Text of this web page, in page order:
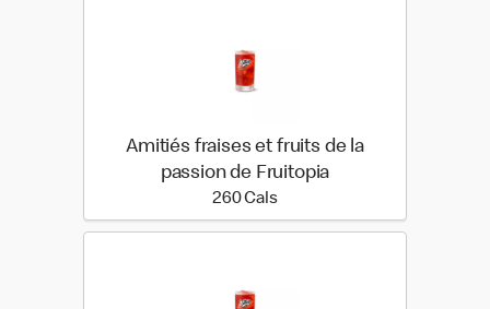
Amitiés fraises et fruits de la
passion de Fruitopia
260 Cals260 calories